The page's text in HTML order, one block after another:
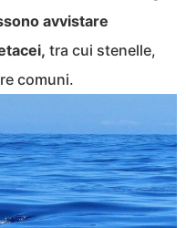
avvistare
tra cui stenelle,
comuni.